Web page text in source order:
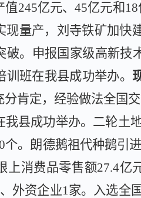
值245亿元、45亿元和 18
量产，刘寺铁矿加快
破。申报国家级高新技
班在我县成功举办。
肯定，经验做法全国交
县成功举办。 二轮土
个。朗德鹅祖代种鹅引
上消费品零售额27.4亿
、 外资企业1家。入选全